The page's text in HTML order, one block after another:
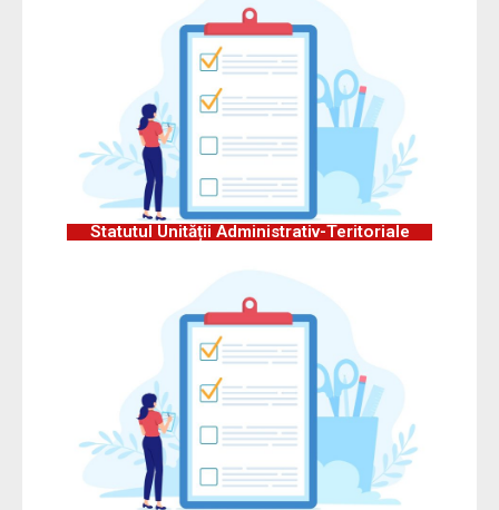
Statutul Unității Administrativ-Teritoriale